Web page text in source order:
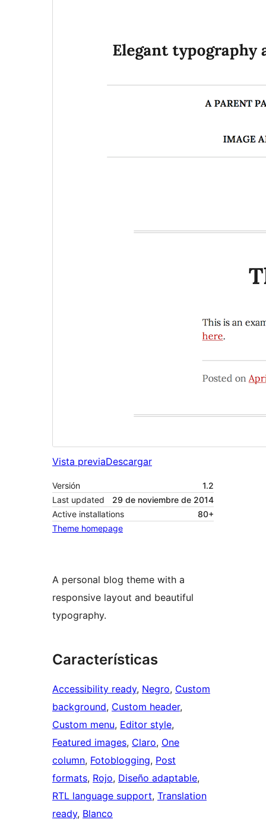
Vista previaDescargar
Versión
1.2
Last updated
29 de noviembre de 2014
Active installations
80+
Theme homepage
A personal blog theme with a
responsive layout and beautiful
typography.
Características
Accessibility ready, Negro, Custom
background, Custom header
Custom menu, Editor style
Featured images, Claro, One
column, Fotoblogging, Post
formats, Rojo, Diseño adaptable
RTL language support, Translation
ready, Blanco